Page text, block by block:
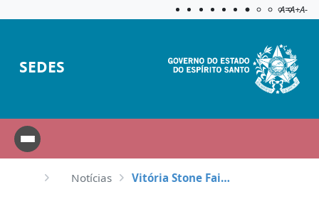
Aplicar
A=A+A-
SEDES
Notícias Vitória Stone Fair: Setor de rochas ornamentais movimenta a economia capixaba e gera oportunidades d...